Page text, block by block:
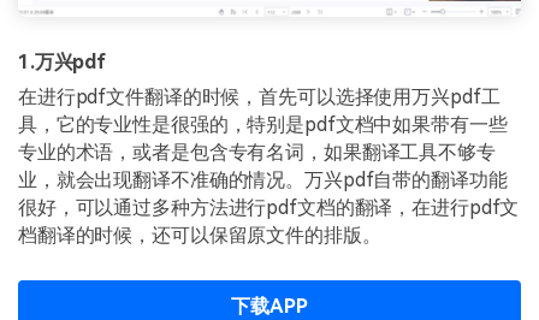
1.万兴pdf
在进行pdf文件翻译的时候，首先可以选择使用万兴pdf工
具，它的专业性是很强的，特别是pdf文档中如果带有一些
专业的术语，或者是包含专有名词，如果翻译工具不够专
业，就会出现翻译不准确的情况。万兴pdf自带的翻译功能
很好，可以通过多种方法进行pdf文档的翻译，在进行pdf文
档翻译的时候，还可以保留原文件的排版。
下载APP